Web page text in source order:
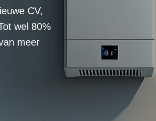
CV,
wel 80%
meer